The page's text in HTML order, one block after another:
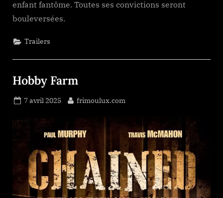
enfant fantôme. Toutes ses convictions seront
bouleversées.
Trailers
Hobby Farm
Posted
7 avril 2025 By
frimoulux.com